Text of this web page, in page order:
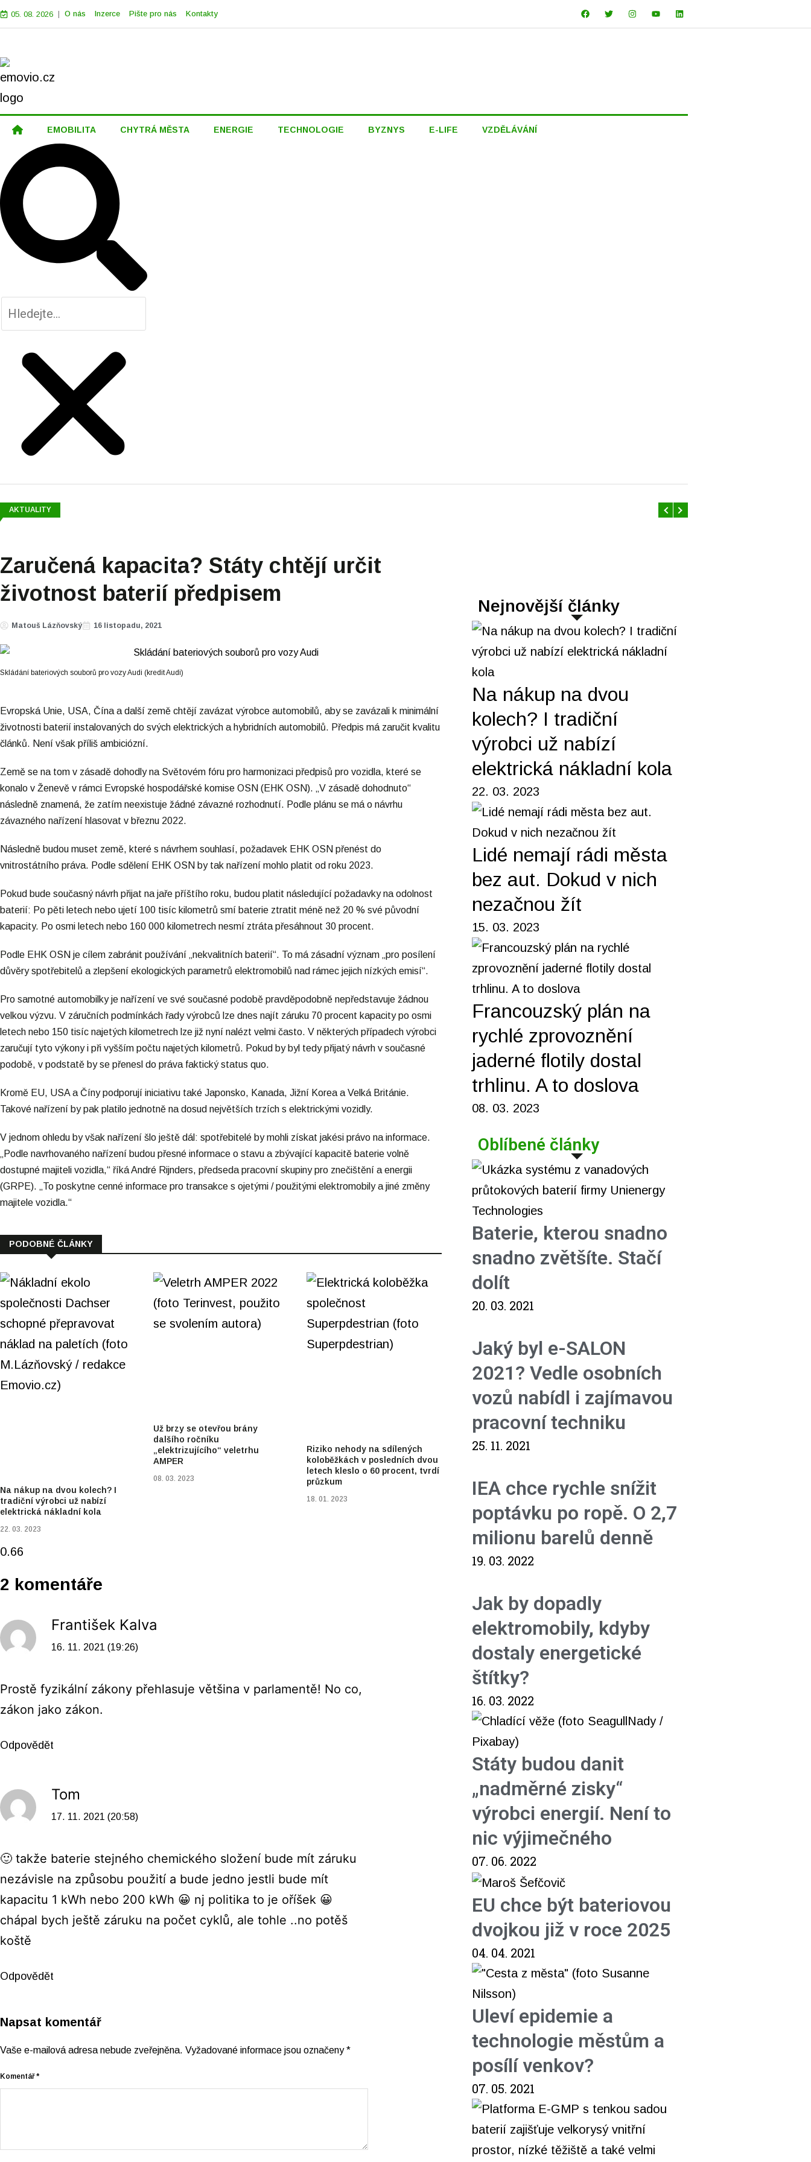
05. 08. 2026 | O nás Inzerce Pište pro nás Kontakty
EMOBILITA CHYTRÁ MĚSTA ENERGIE TECHNOLOGIE BYZNYS E-LIFE VZDĚLÁVÁNÍ
AKTUALITY
Zaručená kapacita? Státy chtějí určit
životnost baterií předpisem
Matouš Lázňovský 16 listopadu, 2021
Skládání bateriových souborů pro vozy Audi (kredit Audi)
Evropská Unie, USA, Čína a další země chtějí zavázat výrobce automobilů, aby se zavázali k minimální
životnosti baterií instalovaných do svých elektrických a hybridních automobilů. Předpis má zaručit kvalitu
článků. Není však příliš ambiciózní.
Země se na tom v zásadě dohodly na Světovém fóru pro harmonizaci předpisů pro vozidla, které se
konalo v Ženevě v rámci Evropské hospodářské komise OSN (EHK OSN). „V zásadě dohodnuto“
následně znamená, že zatím neexistuje žádné závazné rozhodnutí. Podle plánu se má o návrhu
závazného nařízení hlasovat v březnu 2022.
Následně budou muset země, které s návrhem souhlasí, požadavek EHK OSN přenést do
vnitrostátního práva. Podle sdělení EHK OSN by tak nařízení mohlo platit od roku 2023.
Pokud bude současný návrh přijat na jaře příštího roku, budou platit následující požadavky na odolnost
baterií: Po pěti letech nebo ujetí 100 tisíc kilometrů smí baterie ztratit méně než 20 % své původní
kapacity. Po osmi letech nebo 160 000 kilometrech nesmí ztráta přesáhnout 30 procent.
Podle EHK OSN je cílem zabránit používání „nekvalitních baterií“. To má zásadní význam „pro posílení
důvěry spotřebitelů a zlepšení ekologických parametrů elektromobilů nad rámec jejich nízkých emisí“.
Pro samotné automobilky je nařízení ve své současné podobě pravděpodobně nepředstavuje žádnou
velkou výzvu. V záručních podmínkách řady výrobců lze dnes najít záruku 70 procent kapacity po osmi
letech nebo 150 tisíc najetých kilometrech lze již nyní nalézt velmi často. V některých případech výrobci
zaručují tyto výkony i při vyšším počtu najetých kilometrů. Pokud by byl tedy přijatý návrh v současné
podobě, v podstatě by se přenesl do práva faktický status quo.
Kromě EU, USA a Číny podporují iniciativu také Japonsko, Kanada, Jižní Korea a Velká Británie.
Takové nařízení by pak platilo jednotně na dosud největších trzích s elektrickými vozidly.
V jednom ohledu by však nařízení šlo ještě dál: spotřebitelé by mohli získat jakési právo na informace.
„Podle navrhovaného nařízení budou přesné informace o stavu a zbývající kapacitě baterie volně
dostupné majiteli vozidla,“ říká André Rijnders, předseda pracovní skupiny pro znečištění a energii
(GRPE). „To poskytne cenné informace pro transakce s ojetými / použitými elektromobily a jiné změny
majitele vozidla.“
PODOBNÉ ČLÁNKY
Na nákup na dvou kolech? I
tradiční výrobci už nabízí
elektrická nákladní kola
22. 03. 2023
Už brzy se otevřou brány
dalšího ročníku
„elektrizujícího“ veletrhu
AMPER
08. 03. 2023
Riziko nehody na sdílených
koloběžkách v posledních dvou
letech kleslo o 60 procent, tvrdí
průzkum
18. 01. 2023
2 komentáře
František Kalva
16. 11. 2021 (19:26)
Prostě fyzikální zákony přehlasuje většina v parlamentě! No co,
zákon jako zákon.
Odpovědět
Tom
17. 11. 2021 (20:58)
🙂 takže baterie stejného chemického složení bude mít záruku
nezávisle na způsobu použití a bude jedno jestli bude mít
kapacitu 1 kWh nebo 200 kWh 😀 nj politika to je oříšek 😀
chápal bych ještě záruku na počet cyklů, ale tohle ..no potěš
koště
Odpovědět
Napsat komentář
Vaše e-mailová adresa nebude zveřejněna. Vyžadované informace jsou označeny*
Komentář*
Nejnovější články
Na nákup na dvou
kolech? I tradiční
výrobci už nabízí
elektrická nákladní kola
22. 03. 2023
Lidé nemají rádi města
bez aut. Dokud v nich
nezačnou žít
15. 03. 2023
Francouzský plán na
rychlé zprovoznění
jaderné flotily dostal
trhlinu. A to doslova
08. 03. 2023
Oblíbené články
Baterie, kterou snadno
snadno zvětšíte. Stačí
dolít
20. 03. 2021
Jaký byl e-SALON
2021? Vedle osobních
vozů nabídl i zajímavou
pracovní techniku
25. 11. 2021
IEA chce rychle snížit
poptávku po ropě. O 2,7
milionu barelů denně
19. 03. 2022
Jak by dopadly
elektromobily, kdyby
dostaly energetické
štítky?
16. 03. 2022
Státy budou danit
„nadměrné zisky“
výrobci energií. Není to
nic výjimečného
07. 06. 2022
EU chce být bateriovou
dvojkou již v roce 2025
04. 04. 2021
Uleví epidemie a
technologie městům a
posílí venkov?
07. 05. 2021